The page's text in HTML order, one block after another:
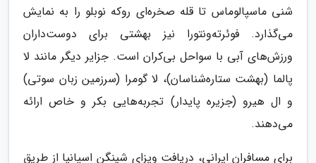
شنی ماسپالوماس تا قله صخره‌ای روکه نوبلو را به نمایش
می‌گذارد. فوئرته‌ونتورا نیز بهشتی برای دوست‌داران
ورزش‌های آبی با سواحل بی‌کران است. جزایر دیگر مانند لا
پالما (بهشت ستاره‌شناسان)، لا گومرا (سرزمین زبان سوتی)
و ال هیرو (جزیره پایدار) تجربه‌هایی بکر و خاص ارائه
می‌دهند.
برای مسافران ایرانی، دریافت ویزای شینگن اسپانیا از طریق